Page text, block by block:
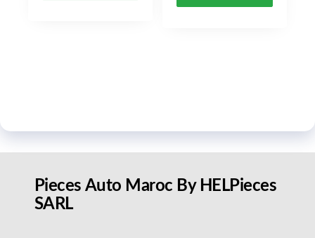
Pieces Auto Maroc By HELPieces
SARL